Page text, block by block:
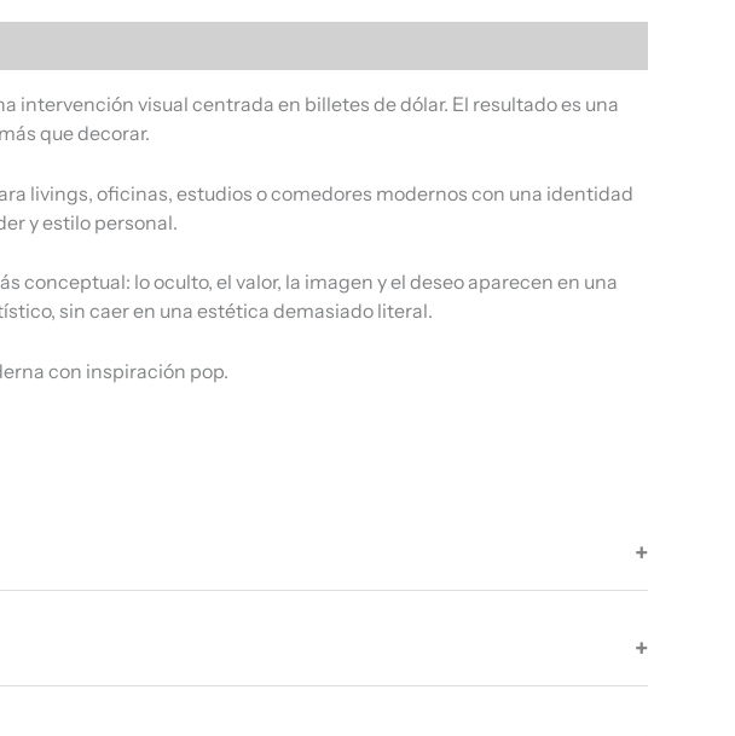
intervención visual centrada en billetes de dólar. El resultado es una
que decorar.
livings, oficinas, estudios o comedores modernos con una identidad
y estilo personal.
lo oculto, el valor, la imagen y el deseo aparecen en una
sin caer en una estética demasiado literal.
con inspiración pop.